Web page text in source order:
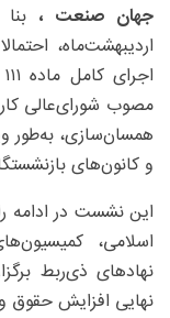
جهان صنعت ،
همسان‌سازی، به‌طور
و کانون‌های
این نشست در ادامه
اسلامی،
نهادهای ذی‌ربط
نهایی افزایش حقوق